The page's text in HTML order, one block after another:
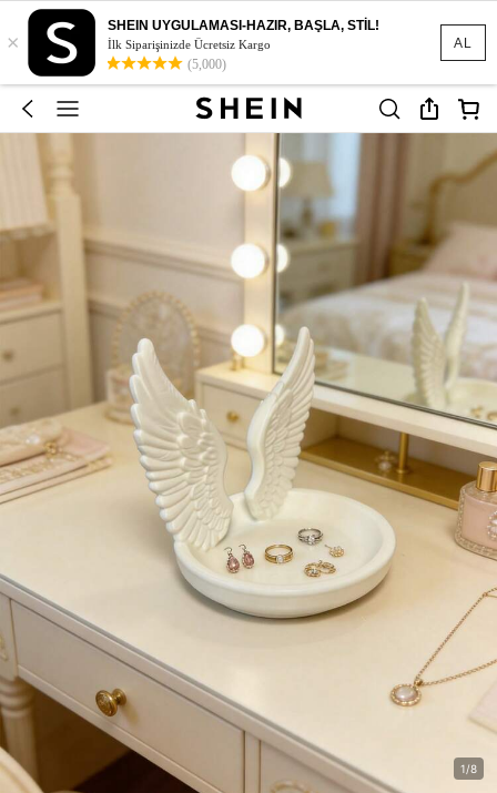
AL
×
SHEIN UYGULAMASI-HAZIR, BAŞLA, STİL!
İlk Siparişinizde Ücretsiz Kargo
(5,000)
1/8